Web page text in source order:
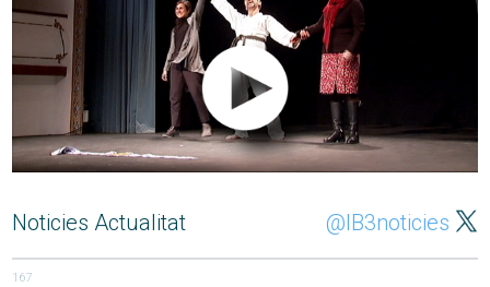
Noticies Actualitat @IB3noticies
167